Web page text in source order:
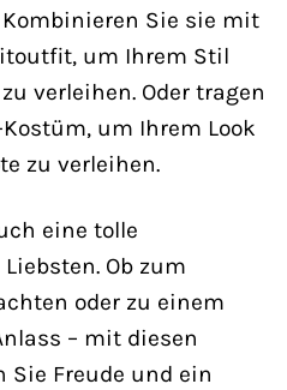
Sie sie mit
um Ihrem Stil
verleihen. Oder tragen
um Ihrem Look
zu verleihen.
eine tolle
Ob zum
oder zu einem
– mit diesen
Sie Freude und ein